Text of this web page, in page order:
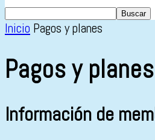
Inicio Pagos y planes
Pagos y planes
Información de